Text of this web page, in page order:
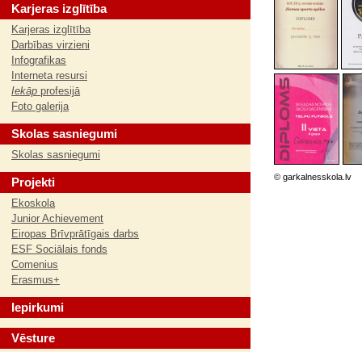
© garkalnesskola.lv
Karjeras izglītība
Karjeras izglītība
Darbības virzieni
Infografikas
Interneta resursi
Iekāp profesijā
Foto galerija
Skolas sasniegumi
Skolas sasniegumi
Projekti
Ekoskola
Junior Achievement
Eiropas Brīvprātīgais darbs
ESF Sociālais fonds
Comenius
Erasmus+
Iepirkumi
Vēsture